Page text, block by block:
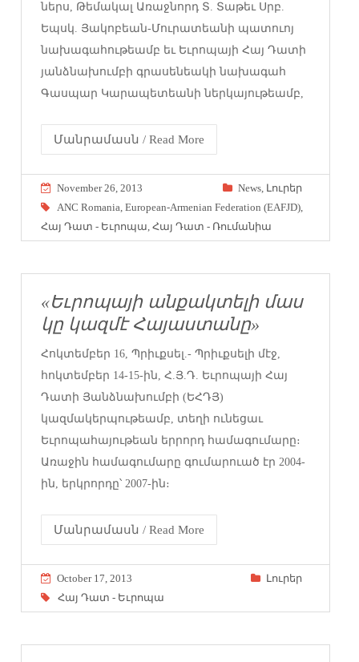
ներս, Թեմակալ Առաջնորդ Տ. Տաթեւ Սրբ.
Եպսկ. Յակոբեան-Մուրատեանի պատուոյ
նախագահութեամբ եւ Եւրոպայի Հայ Դատի
յանձնախումբի գրասենեակի նախագահ
Գասպար Կարապետեանի ներկայութեամբ,
Մանրամասն / Read More
November 26, 2013 News, Լուրեր
ANC Romania,European-Armenian Federation (EAFJD),
Հայ Դատ - Եւրոպա,Հայ Դատ - Ռումանիա
«Եւրոպայի անքակտելի մաս
կը կազմէ Հայաստանը»
Հոկտեմբեր 16, Պրիւքսել.- Պրիւքսելի մէջ,
հոկտեմբեր 14-15-ին, Հ.Յ.Դ. Եւրոպայի Հայ
Դատի Յանձնախումբի (ԵՀԴՅ)
կազմակերպութեամբ, տեղի ունեցաւ
Եւրոպահայութեան երրորդ համագումարը։
Առաջին համագումարը գումարուած էր 2004-
ին, երկրորդը՝ 2007-ին։
Մանրամասն / Read More
October 17, 2013
Լուրեր
Հայ Դատ - Եւրոպա